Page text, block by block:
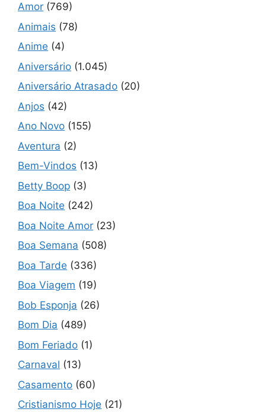
Amor (769)
Animais (78)
Anime (4)
Aniversário (1.045)
Aniversário Atrasado (20)
Anjos (42)
Ano Novo (155)
Aventura (2)
Bem-Vindos (13)
Betty Boop (3)
Boa Noite (242)
Boa Noite Amor (23)
Boa Semana (508)
Boa Tarde (336)
Boa Viagem (19)
Bob Esponja (26)
Bom Dia (489)
Bom Feriado (1)
Carnaval (13)
Casamento (60)
Cristianismo Hoje (21)